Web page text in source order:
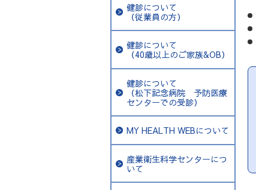
健診について
（従業員の方）
健診について
（40歳以上のご家族&OB）
健診について
（松下記念病院 予防医療
センターでの受診）
MY HEALTH WEBについて
産業衛生科学センターにつ
いて